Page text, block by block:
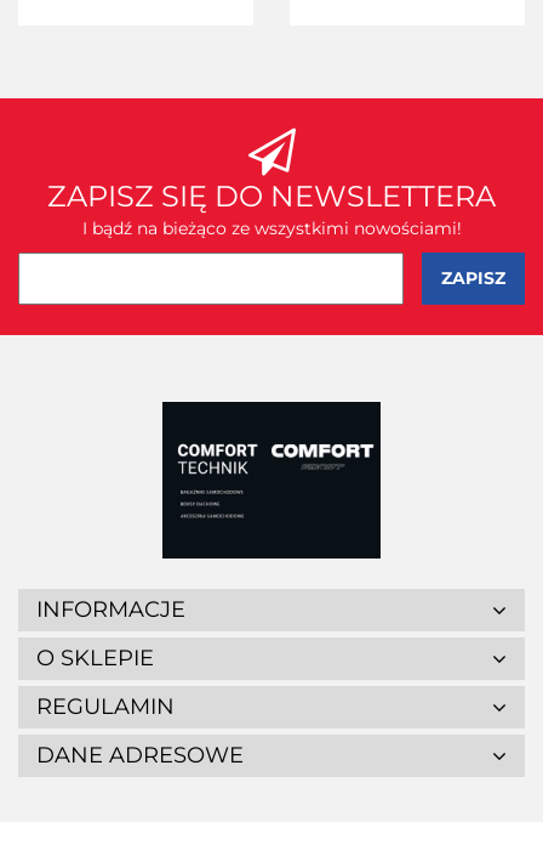
ZAPISZ SIĘ DO NEWSLETTERA
I bądź na bieżąco ze wszystkimi nowościami!
INFORMACJE
O SKLEPIE
REGULAMIN
DANE ADRESOWE